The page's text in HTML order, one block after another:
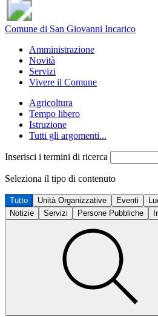
Comune di San Giovanni Incarico
Amministrazione
Novità
Servizi
Vivere il Comune
Agricoltura
Tempo libero
Istruzione
Tutti gli argomenti...
Inserisci i termini di ricerca
Seleziona il tipo di contenuto
Tutto Unità Organizzative Eventi
Notizie
Servizi Persone Pubbliche